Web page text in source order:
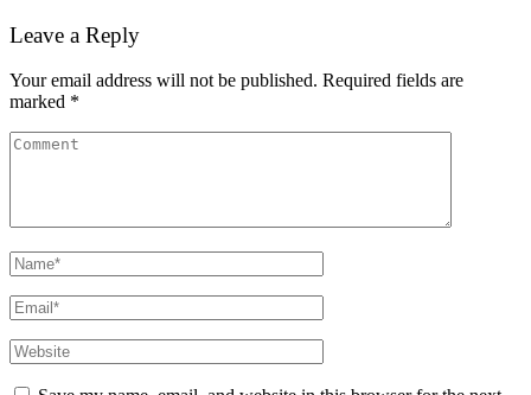
Leave a Reply
Your email address will not be published. Required fields are
marked *